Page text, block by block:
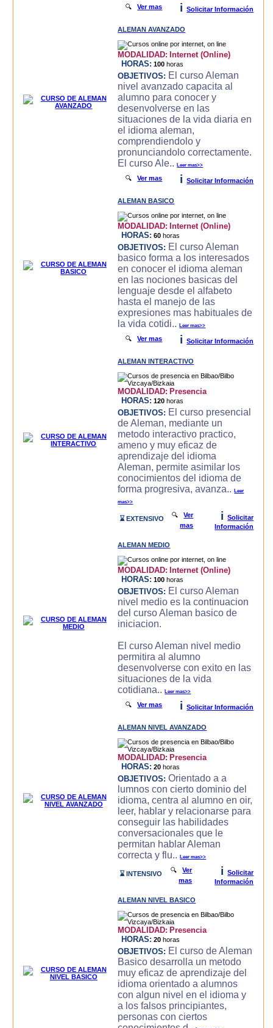
🔍Ver mas i Solicitar Información
ALEMAN AVANZADO
MODALIDAD: Internet (Online)
HORAS: 100 horas
OBJETIVOS: El curso Aleman
nivel avanzado capacita al
alumno para conocer y
desenvolverse en las
situaciones de la vida diaria en
el idioma aleman,
comprendiendolo y
pronunciandolo correctamente.
El curso Ale..Leer mas>>
🔍Ver mas i Solicitar Información
ALEMAN BASICO
MODALIDAD: Internet (Online)
HORAS: 60 horas
OBJETIVOS: El curso Aleman
basico forma a los interesados
en conocer el idioma aleman
en las nociones basicas del
lenguaje desde el alfabeto
hasta el manejo de las
expresiones mas habituales de
la vida cotidi..Leer mas>>
🔍Ver mas i Solicitar Información
ALEMAN INTERACTIVO
MODALIDAD: Presencia
HORAS: 120 horas
OBJETIVOS: El curso presencial
de Aleman, mediante un
metodo interactivo practico,
ameno y muy eficaz de
aprendizaje del idioma
Aleman, permite asimilar los
conocimientos del idioma de
forma progresiva, avanza..Leer
mas>>
⌛ EXTENSIVO 🔍Ver
mas
i
Solicitar
Información
ALEMAN MEDIO
MODALIDAD: Internet (Online)
HORAS: 100 horas
OBJETIVOS: El curso Aleman
nivel medio es la continuacion
del curso Aleman basico de
iniciacion.
El curso Aleman nivel medio
permitira al alumno
desenvolverse con exito en las
situaciones de la vida
cotidiana..Leer mas>>
🔍Ver mas i Solicitar Información
ALEMAN NIVEL AVANZADO
MODALIDAD: Presencia
HORAS: 20 horas
OBJETIVOS: Orientado a a
lumnos con cierto dominio del
idioma, centra al alumno en oir,
leer, hablar y relacionarse para
conseguir las habilidades
conversacionales que le
permitan hablar Aleman
correcta y flu..Leer mas>>
⌛ INTENSIVO 🔍Ver
mas
i
Solicitar
Información
ALEMAN NIVEL BASICO
MODALIDAD: Presencia
HORAS: 20 horas
OBJETIVOS: El curso de Aleman
Basico desarrolla un metodo
muy eficaz de aprendizaje del
idioma orientado a alumnos
con algun nivel en el idioma y
a los falsos principiantes,
personas con ciertos